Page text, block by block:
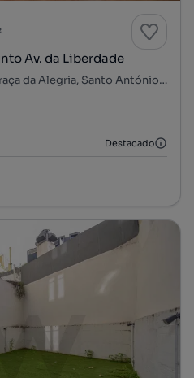
Av. da Liberdade
Rua Conceição da Glória, Praça da Alegria, Santo António, Lisboa, Lisboa
Destacado